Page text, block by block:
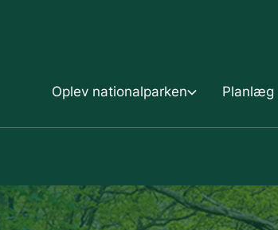
Oplev nationalparken
Mols Bjerge-stien
Planlæg
Sommerferie i Mols